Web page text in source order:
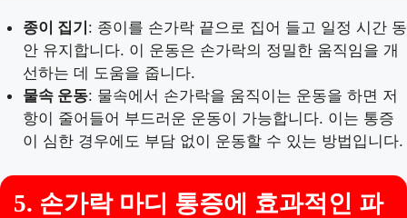
종이 집기: 종이를 손가락 끝으로 집어 들고 일정 시간 동
안 유지합니다. 이 운동은 손가락의 정밀한 움직임을 개
선하는 데 도움을 줍니다.
물속 운동: 물속에서 손가락을 움직이는 운동을 하면 저
항이 줄어들어 부드러운 운동이 가능합니다. 이는 통증
이 심한 경우에도 부담 없이 운동할 수 있는 방법입니다.
5. 손가락 마디 통증에 효과적인 파